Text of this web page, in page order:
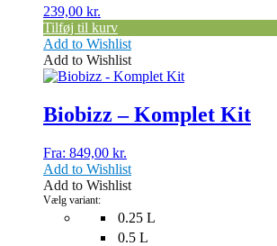
239,00 kr.
Tilføj til kurv
Add to Wishlist
Add to Wishlist
Biobizz – Komplet Kit
Fra: 849,00 kr.
0.25 L
0.5 L
Vælg variant:
Dette
har
flere
Mulighederne
kan
vælges
på
varesiden
Add to Wishlist
Add to Wishlist